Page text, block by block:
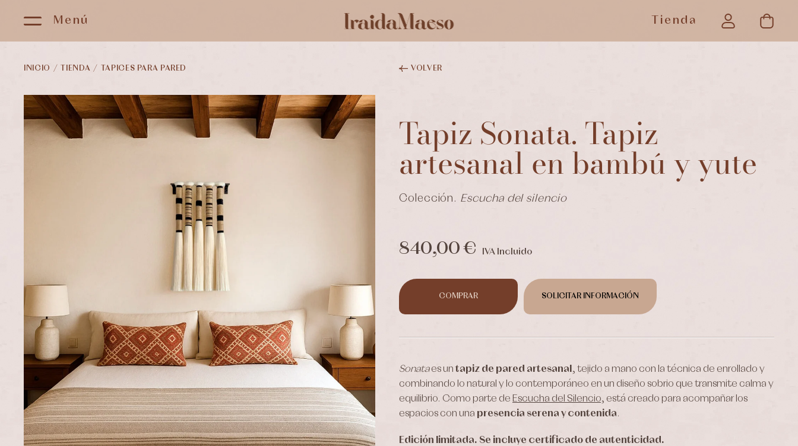
Menú Tienda
INICIO / TIENDA / TAPICES PARA PARED VOLVER
Tapiz Sonata. Tapiz
artesanal en bambú y yute
Colección. Escucha del silencio
840,00 € IVA Incluido
COMPRAR SOLICITAR INFORMACIÓN
Sonataes untapiz de pared artesanal , tejido a mano con la técnica de enrollado y
combinando lo natural y lo contemporáneo en un diseño sobrio que transmite calma y
equilibrio. Como parte de Escucha del Silencio, está creado para acompañar los
espacios con una presencia serena y contenida.
Edición limitada. Se incluye certificado de autenticidad.